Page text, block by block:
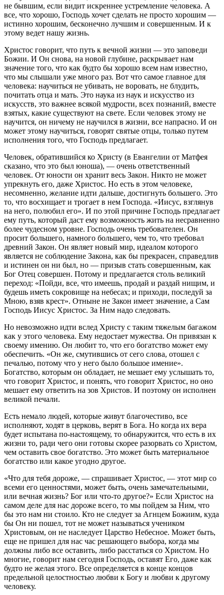
не бывшим, если видит искреннее устремление человека. А
все, что хорошо, Господь хочет сделать не просто хорошим —
истинно хорошим, бесконечно лучшим и совершенным. И к
этому ведет нашу жизнь.
Христос говорит, что путь к вечной жизни — это заповеди
Божии. И Он снова, на новой глубине, раскрывает нам
значение того, что как будто бы хорошо всем нам известно,
что мы слышали уже много раз. Вот что самое главное для
человека: научиться не убивать, не воровать, не блудить,
почитать отца и мать. Это наука из наук и искусство из
искусств, это важнее всякой мудрости, всех познаний, вместе
взятых, какие существуют на свете. Если человек этому не
научится, он ничему не научился в жизни, все напрасно. И он
может этому научиться, говорят святые отцы, только путем
исполнения того, что Господь предлагает.
Человек, обратившийся ко Христу (в Евангелии от Матфея
сказано, что это был юноша), — очень ответственный
человек. От юности он хранит весь Закон. Никто не может
упрекнуть его, даже Христос. Но есть в этом человеке,
несомненно, желание идти дальше, достигнуть большего. Это
то, что восхищает и трогает в нем Господа. «Иисус, взглянув
на него, полюбил его». И по этой причине Господь предлагает
ему путь, который даст ему возможность жить на несравненно
более чудесном уровне. Господь очень требователен. Он
просит большего, намного большего, чем то, что требовал
древний Закон. Он являет новый мир, идеалом которого
является не соблюдение Закона, как бы прекрасен, справедлив
и истинен он ни был, но — призыв стать совершенным, как
Бог Отец совершен. Потому и предлагается столь великий
переход: «Пойди, все, что имеешь, продай и раздай нищим, и
будешь иметь сокровище на небесах; и приходи, последуй за
Мною, взяв крест». Отныне не Закон имеет значение, а Сам
Господь Иисус Христос. За Ним надо следовать.
Но невозможно идти вслед Христу с таким тяжелым багажом
как у этого человека. Ему недостает мужества. Он привязан к
своему имению. Он любит то, что его богатство может ему
обеспечить. «Он же, смутившись от сего слова, отошел с
печалью, потому что у него было большое имение».
Богатство, которым он обладает, не мешает ему услышать то,
что говорит Христос, и понять, что говорит Христос, но оно
мешает ему ответить на зов Христов. И поэтому он исполнен
великой печали.
Есть немало людей, которые живут благочестиво, все
исполняют, ходят в церковь, верят в Бога. Но когда их вера
будет испытана по-настоящему, то обнаружится, что есть в их
жизни то, ради чего они готовы скорее разорвать со Христом,
чем оставить свое богатство. Это может быть материальное
богатство или какое угодно другое.
«Что для тебя дороже, — спрашивает Христос, — этот мир со
всеми его ценностями, может быть, очень замечательными,
или вечная жизнь? Бог или что-то другое?» Если Христос на
самом деле для нас дороже всего, то мы пойдем за Ним, что
бы это нам ни стоило. Кто не следует за Агнцем Божиим, куда
бы Он ни пошел, тот не может называться учеником
Христовым, он не наследует Царство Небесное. Может быть,
еще не пришел для нас час решающего выбора, когда мы
должны либо все оставить, либо расстаться со Христом. Но
многие, говорит нам сегодня Господь, оставят Его, даже как
будто не желая этого. Все определяется в конце концов
предельной целостностью любви к Богу и любви к другому
человеку.